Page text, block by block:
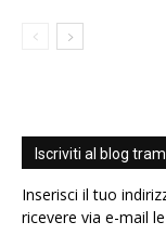
Iscriviti al blog
Inserisci il tuo
ricevere via e-mail